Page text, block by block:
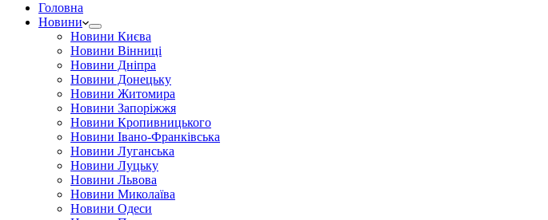
Головна
Новини
Новини Києва
Новини Вінниці
Новини Дніпра
Новини Донецьку
Новини Житомира
Новини Запоріжжя
Новини Кропивницького
Новини Івано-Франківська
Новини Луганська
Новини Луцьку
Новини Львова
Новини Миколаїва
Новини Одеси